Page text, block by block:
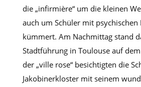
die „infirmière“ um die kleinen
auch um Schüler mit psychischen
kümmert. Am Nachmittag stand
Stadtführung in Toulouse auf
der „ville rose“ besichtigten die
Jakobinerkloster mit seinem